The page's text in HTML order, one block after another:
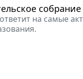
собрание
на самые